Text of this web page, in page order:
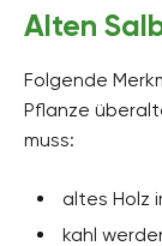
Alten
Folgende
Pflanze
muss:
altes Holz
kahl